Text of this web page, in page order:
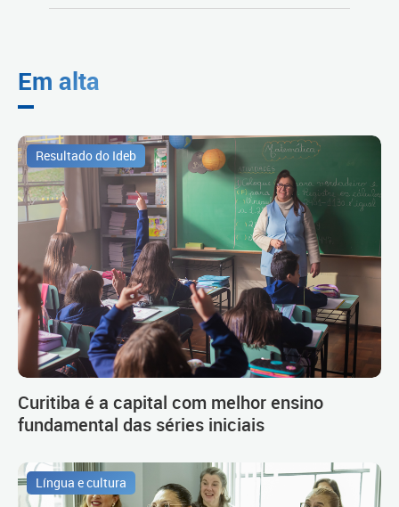
Em alta
Resultado do Ideb
Curitiba é a capital com melhor ensino
fundamental das séries iniciais
Língua e cultura